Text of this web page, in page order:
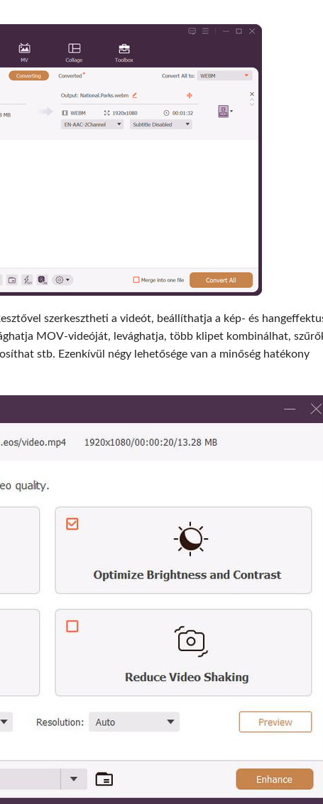
szerkesztheti a videót, beállíthatja a kép- és
MOV-videóját, levághatja, több klipet kombinálhat,
stb. Ezenkívül négy lehetősége van a minőség hatékony